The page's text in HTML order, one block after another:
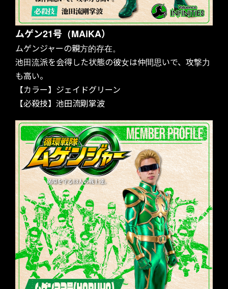
ムゲン21号（MAiKA）
ムゲンジャーの親方的存在。
池田流派を会得した状態の彼女は仲間思いで、攻撃力
も高い。
【カラー】ジェイドグリーン
【必殺技】池田流剛掌波